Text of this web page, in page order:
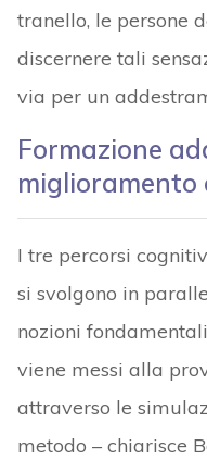
tranello, le persone
discernere tali
via per un
Formazione
miglioramento
I tre percorsi
si svolgono in
nozioni
viene messi alla
attraverso le
metodo – chiarisce